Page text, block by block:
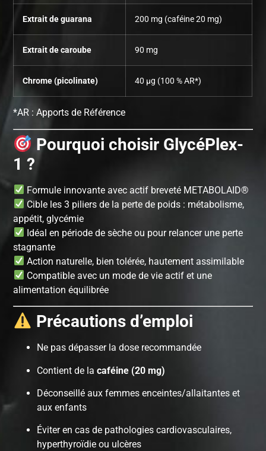
Extrait de guarana 200 mg (caféine 20 mg)
Extrait de caroube 90 mg
Chrome (picolinate) 40 µg (100 % AR*)
*AR : Apports de Référence
Pourquoi choisir GlycéPlex-
1 ?
Formule innovante avec actif breveté METABOLAID®
Cible les 3 piliers de la perte de poids : métabolisme,
appétit, glycémie
Idéal en période de sèche ou pour relancer une perte
stagnante
Action naturelle, bien tolérée, hautement assimilable
Compatible avec un mode de vie actif et une
alimentation équilibrée
Précautions d’emploi
Ne pas dépasser la dose recommandée
Contient de lacaféine (20 mg)
Déconseillé aux femmes enceintes/allaitantes et
aux enfants
Éviter en cas de pathologies cardiovasculaires,
hyperthyroïdie ou ulcères